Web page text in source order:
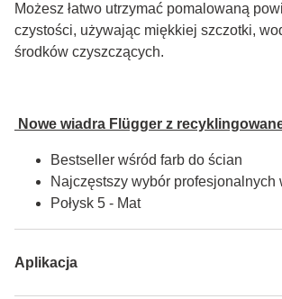
Możesz łatwo utrzymać pomalowaną
czystości, używając miękkiej szczotki,
środków czyszczących.
Nowe wiadra Flügger z
Bestseller wśród farb do ścian
Najczęstszy wybór profesjonalnych
Połysk 5 - Mat
Aplikacja